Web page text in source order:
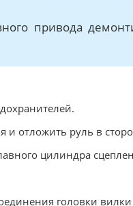
привода
и отложить руль в
цилиндра
головки